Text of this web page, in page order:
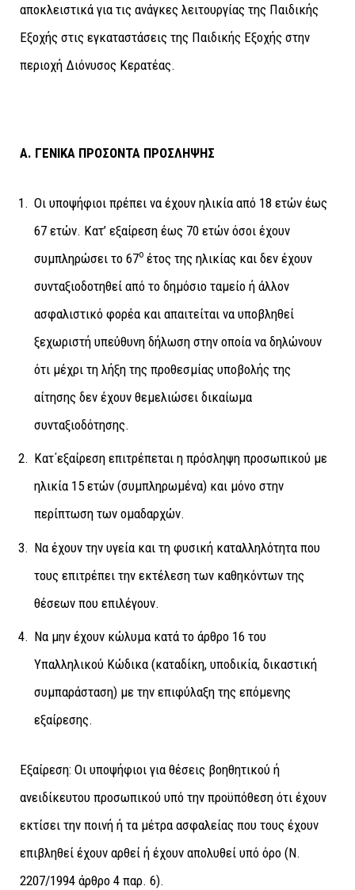
αποκλειστικά για τις ανάγκες λειτουργίας της Παιδικής
Εξοχής στις εγκαταστάσεις της Παιδικής Εξοχής στην
περιοχή Διόνυσος Κερατέας.
Α. ΓΕΝΙΚΑ ΠΡΟΣΟΝΤΑ ΠΡΟΣΛΗΨΗΣ
Οι υποψήφιοι πρέπει να έχουν ηλικία από 18 ετών έως
67 ετών. Κατ’ εξαίρεση έως 70 ετών όσοι έχουν
συμπληρώσει το 67ο έτος της ηλικίας και δεν έχουν
συνταξιοδοτηθεί από το δημόσιο ταμείο ή άλλον
ασφαλιστικό φορέα και απαιτείται να υποβληθεί
ξεχωριστή υπεύθυνη δήλωση στην οποία να δηλώνουν
ότι μέχρι τη λήξη της προθεσμίας υποβολής της
αίτησης δεν έχουν θεμελιώσει δικαίωμα
συνταξιοδότησης.
Κατ΄εξαίρεση επιτρέπεται η πρόσληψη προσωπικού με
ηλικία 15 ετών (συμπληρωμένα) και μόνο στην
περίπτωση των ομαδαρχών.
Να έχουν την υγεία και τη φυσική καταλληλότητα που
τους επιτρέπει την εκτέλεση των καθηκόντων της
θέσεων που επιλέγουν.
Να µην έχουν κώλυμα κατά το άρθρο 16 του
Υπαλληλικού Κώδικα (καταδίκη, υποδικία, δικαστική
συµπαράσταση) µε την επιφύλαξη της επόμενης
εξαίρεσης.
Εξαίρεση: Οι υποψήφιοι για θέσεις βοηθητικού ή
ανειδίκευτου προσωπικού υπό την προϋπόθεση ότι έχουν
εκτίσει την ποινή ή τα μέτρα ασφαλείας που τους έχουν
επιβληθεί έχουν αρθεί ή έχουν απολυθεί υπό όρο (Ν.
2207/1994 άρθρο 4 παρ. 6).